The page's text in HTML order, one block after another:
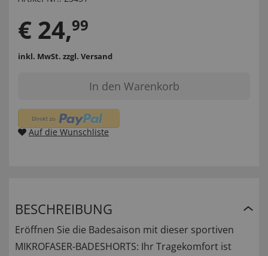
€ 24,99
inkl. MwSt. zzgl. Versand
In den Warenkorb
Auf die Wunschliste
BESCHREIBUNG
Eröffnen Sie die Badesaison mit dieser sportiven
MIKROFASER-BADESHORTS: Ihr Tragekomfort ist